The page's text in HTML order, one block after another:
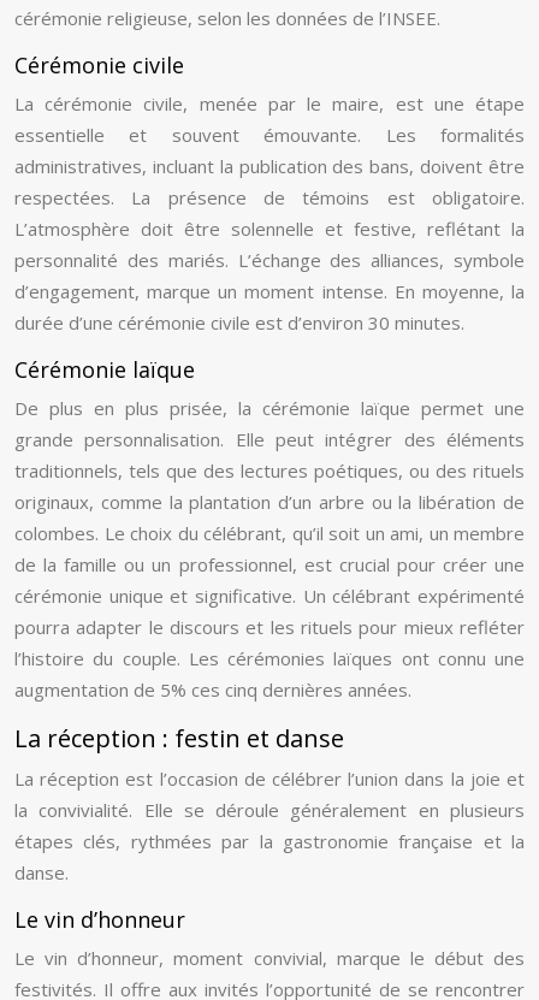
cérémonie religieuse, selon les données de l’INSEE.
Cérémonie civile
La cérémonie civile, menée par le maire, est une étape
essentielle et souvent émouvante. Les formalités
administratives, incluant la publication des bans, doivent être
respectées. La présence de témoins est obligatoire.
L’atmosphère doit être solennelle et festive, reflétant la
personnalité des mariés. L’échange des alliances, symbole
d’engagement, marque un moment intense. En moyenne, la
durée d’une cérémonie civile est d’environ 30 minutes.
Cérémonie laïque
De plus en plus prisée, la cérémonie laïque permet une
grande personnalisation. Elle peut intégrer des éléments
traditionnels, tels que des lectures poétiques, ou des rituels
originaux, comme la plantation d’un arbre ou la libération de
colombes. Le choix du célébrant, qu’il soit un ami, un membre
de la famille ou un professionnel, est crucial pour créer une
cérémonie unique et significative. Un célébrant expérimenté
pourra adapter le discours et les rituels pour mieux refléter
l’histoire du couple. Les cérémonies laïques ont connu une
augmentation de 5% ces cinq dernières années.
La réception : festin et danse
La réception est l’occasion de célébrer l’union dans la joie et
la convivialité. Elle se déroule généralement en plusieurs
étapes clés, rythmées par la gastronomie française et la
danse.
Le vin d’honneur
Le vin d’honneur, moment convivial, marque le début des
festivités. Il offre aux invités l’opportunité de se rencontrer